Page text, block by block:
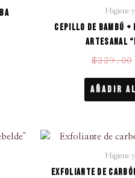
Higiene
Cepillo de bambú
artesanal
$229.00
Añadir
Higiene
Exfoliante de